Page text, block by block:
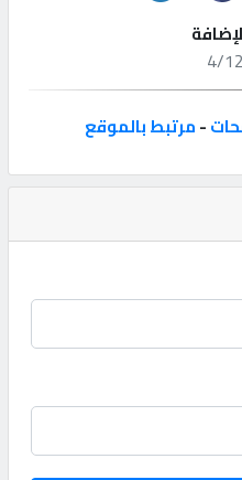
4/
-مرتبط بالموقع